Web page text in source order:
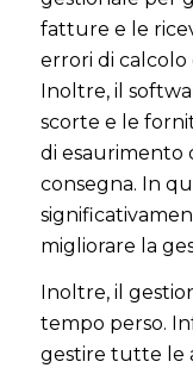
fatture e le
errori di
Inoltre, il
scorte e le
di esaurimento
consegna. In
migliorare la
Inoltre, il
tempo perso.
gestire tutte le